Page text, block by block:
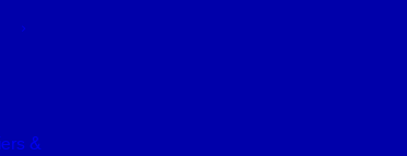
&